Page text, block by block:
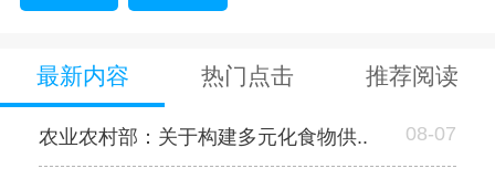
最新内容 热门点击 推荐阅读
农业农村部：关于构建多元化食物供.. 08-07